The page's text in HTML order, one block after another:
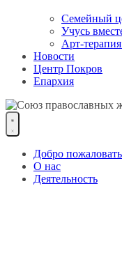
Семейный
Учусь
Арт-
Новости
Центр Покров
Епархия
Добро
О нас
Деятельность